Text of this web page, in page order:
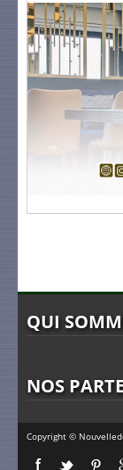
QUI
NOS
Copyright ©